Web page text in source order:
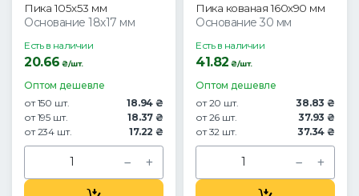
Пика 105х53 мм
Основание 18х17 мм
Есть в наличии
20.66 ₴/шт.
Оптом дешевле
от 150 шт.
18.94 ₴
от 195 шт.
18.37 ₴
от 234 шт.
17.22 ₴
Пика кованая 160х90 мм
Основание 30 мм
Есть в наличии
41.82 ₴/шт.
Оптом дешевле
от 20 шт.
38.83 ₴
от 26 шт.
37.93 ₴
от 32 шт.
37.34 ₴